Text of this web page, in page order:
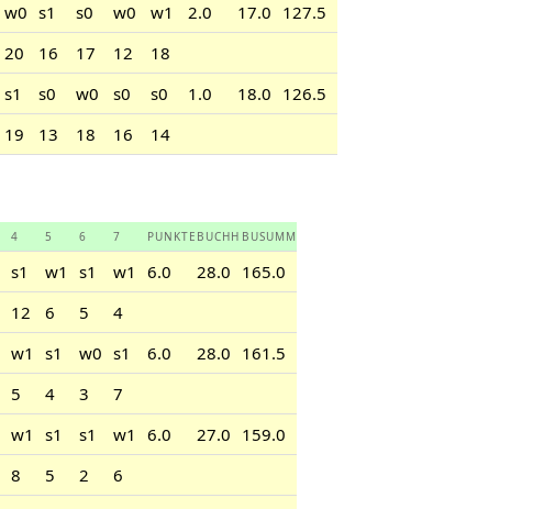
w0 s1 s0 w0 w1 2.0 17.0 127.5
20 16 17 12
18
s1 s0 w0 s0 s0 1.0 18.0 126.5
19 13 18 16 14
4 5 6 7 PUNKTE BUCHH BUSUMM
s1 w1 s1 w1 6.0 28.0 165.0
12 6 5
4
w1 s1 w0 s1 6.0 28.0 161.5
5 4 3
7
w1 s1 s1 w1 6.0 27.0 159.0
8 5 2
6